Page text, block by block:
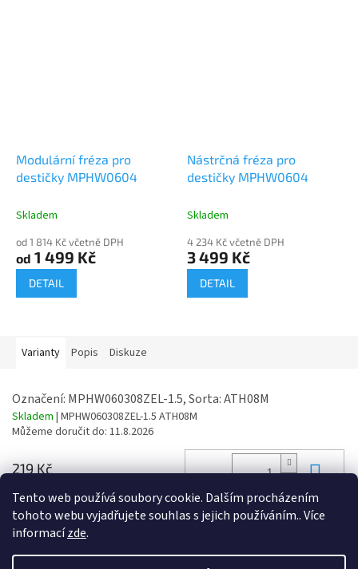
Tento web používá soubory cookie. Dalším procházením
tohoto webu vyjadřujete souhlas s jejich používáním.. Více
informacízde.
Modulární fréza pro
destičky MPHW0604
Skladem
od 1 814 Kč včetně DPH
od 1 499 Kč
DETAIL
Nástrčná fréza pro
destičky MPHW0604
Skladem
4 234 Kč včetně DPH
3 499 Kč
DETAIL
Varianty Popis Diskuze
Označení: MPHW060308ZEL-1.5, Sorta: ATH08M
Skladem | MPHW060308ZEL-1.5 ATH08M
Můžeme doručit do: 11.8.2026
219 Kč Do